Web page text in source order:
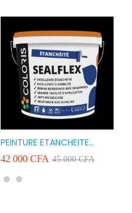
PEINTURE ETANCHEITE
COLORIS SEAFLEX 20KG
COULEUR ROUGE BLANC
VERT ET GRIS
42 000 CFA 45 000CFA